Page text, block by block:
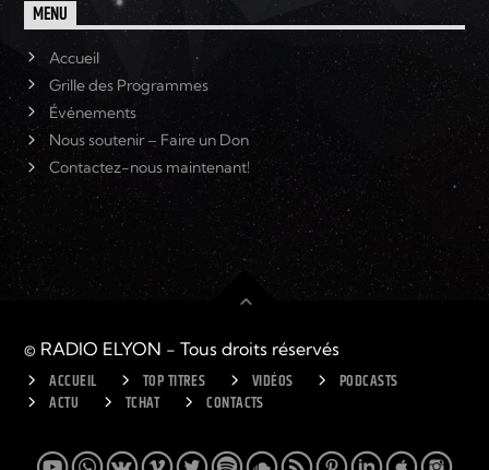
MENU
Accueil
Grille des Programmes
Événements
Nous soutenir – Faire un Don
Contactez-nous maintenant!
© RADIO ELYON - Tous droits réservés
ACCUEIL TOP TITRES VIDÉOS
PODCASTS
ACTU
TCHAT CONTACTS